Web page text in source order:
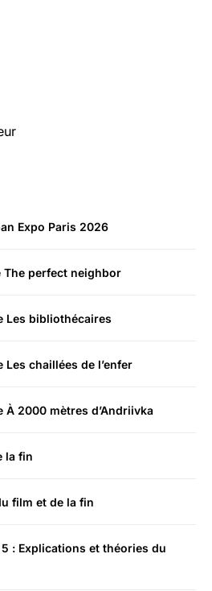
Expo Paris 2026
The perfect neighbor
Les bibliothécaires
Les chaillées de l’enfer
À 2000 mètres d’Andriivka
la fin
film et de la fin
: Explications et théories du